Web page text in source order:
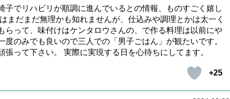
子でリハビリが順調に進んでいるとの情報、ものすごく嬉し
まだまだ無理かも知れませんが、仕込みや調理とかは太一く
らって、味付けはケンタロウさんの、で作る料理は以前にや
度のみでも良いので三人での「男子ごはん」が観たいです。
張って下さい。 実際に実現する日を心待ちにしてます。
+25